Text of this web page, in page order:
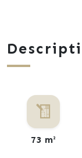
73 m²